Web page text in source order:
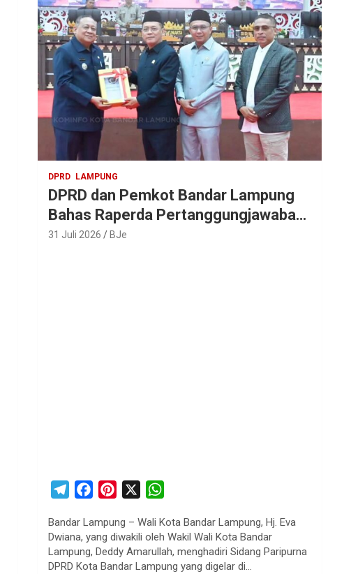
DPRD LAMPUNG
DPRD dan Pemkot Bandar Lampung
Bahas Raperda Pertanggungjawaban
APBD 2025
31 Juli 2026 BJe
l
e
g
c
e
b
n
t
e
a
s
Bandar Lampung – Wali Kota Bandar Lampung, Hj. Eva
Dwiana, yang diwakili oleh Wakil Wali Kota Bandar
Lampung, Deddy Amarullah, menghadiri Sidang Paripurna
DPRD Kota Bandar Lampung yang digelar di…